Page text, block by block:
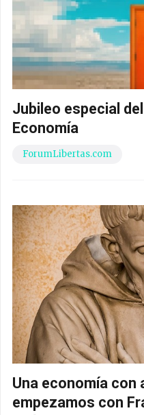
Jubileo especial
Economía
ForumLibertas.com
Una economía con
empezamos con